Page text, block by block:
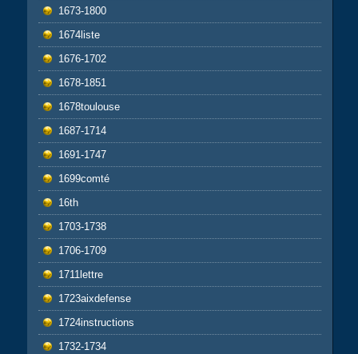
1673-1800
1674liste
1676-1702
1678-1851
1678toulouse
1687-1714
1691-1747
1699comté
16th
1703-1738
1706-1709
1711lettre
1723aixdefense
1724instructions
1732-1734